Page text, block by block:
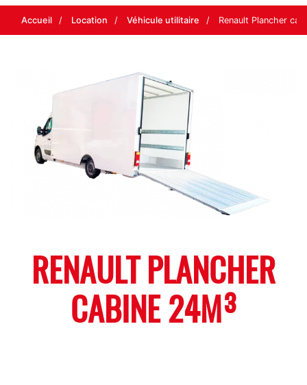
Accueil Location Véhicule utilitaire Renault Plancher
RENAULT PLANCHER
CABINE 24M³